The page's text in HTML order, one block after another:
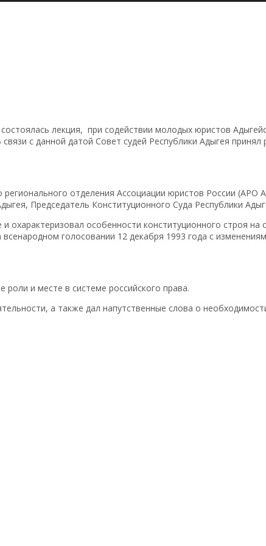
лекция, при содействии молодых юристов
с данной датой Совет судей Республики Адыгея
отделения Ассоциации юристов России
Председатель Конституционного Суда Республики
охарактеризовал особенности конституционного строя на
голосовании 12 декабря 1993 года с
и месте в системе российского права.
а также дал напутственные слова о